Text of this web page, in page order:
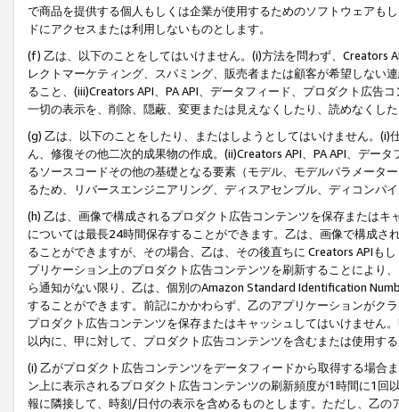
で商品を提供する個人もしくは企業が使用するためのソフトウェアも
ドにアクセスまたは利用しないものとします。
(f) 乙は、以下のことをしてはいけません。(i)方法を問わず、Creators
レクトマーケティング、スパミング、販売者または顧客が希望しない
ること、(iii)Creators API、PA API、データフィード、プロダクト広告
一切の表示を、削除、隠蔽、変更または見えなくしたり、読めなくし
(g) 乙は、以下のことをしたり、またはしようとしてはいけません。
ん、修復その他二次的成果物の作成。(ii)Creators API、PA API、デー
るソースコードその他の基礎となる要素（モデル、モデルパラメータ
るため、リバースエンジニアリング、ディスアセンブル、ディコンパ
(h) 乙は、画像で構成されるプロダクト広告コンテンツを保存または
については最長24時間保存することができます。乙は、画像で構成
ることができますが、その場合、乙は、その後直ちに Creators APIも
プリケーション上のプロダクト広告コンテンツを刷新することにより
ら通知がない限り、乙は、個別のAmazon Standard Identification
することができます。前記にかかわらず、乙のアプリケーションがク
プロダクト広告コンテンツを保存またはキャッシュしてはいけません
以内に、甲に対して、プロダクト広告コンテンツを含むまたは使用す
(i) 乙がプロダクト広告コンテンツをデータフィードから取得する場合
ン上に表示されるプロダクト広告コンテンツの刷新頻度が1時間に1
報に隣接して、時刻/日付の表示を含めるものとします。ただし、乙